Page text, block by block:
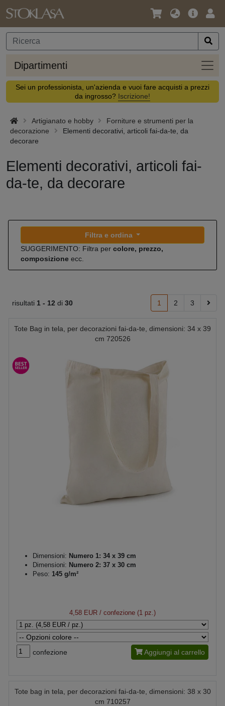
Lingua
Valuta
Offerta
Dipartimenti
Sei un professionista, un'azienda e vuoi fare acquisti a prezzi
da ingrosso? Iscrizione!
Artigianato e hobby
Forniture e strumenti per la
decorazione
Elementi decorativi, articoli fai-da-te, da
decorare
Elementi decorativi, articoli fai-
da-te, da decorare
Filtra e ordina
SUGGERIMENTO: Filtra per colore, prezzo,
composizione ecc.
risultati 1 - 12 di 30 1 2 3
Tote Bag in tela, per decorazioni fai-da-te, dimensioni: 34 x 39
cm 720526
Dimensioni: Numero 1: 34 x 39 cm
Dimensioni: Numero 2: 37 x 30 cm
Peso: 145 g/m²
4,58 EUR / confezione (1 pz.)
confezione Aggiungi al carrello
Tote bag in tela, per decorazioni fai-da-te, dimensioni: 38 x 30
cm 710257